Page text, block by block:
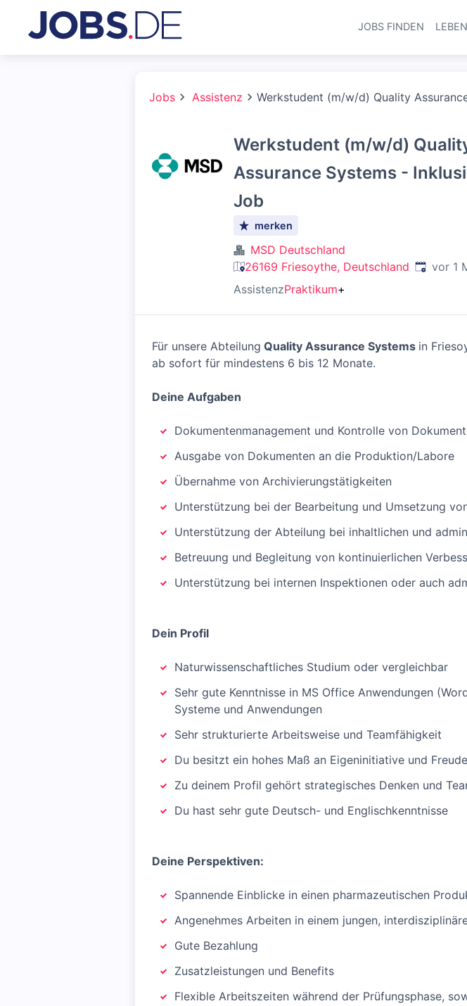
JOBS FINDEN
Jobs Assistenz Werkstudent (m/w/d) Quality
Werkstudent (m/w/d)
Assurance Systems -
Job
merken
MSD Deutschland
26169 Friesoythe, Deutschland
vor 1
AssistenzPraktikum+
Für unsere Abteilung Quality Assurance Systems in
ab sofort für mindestens 6 bis 12 Monate.
Deine Aufgaben
Dokumentenmanagement und Kontrolle von
Ausgabe von Dokumenten an die Produktion/Labore
Übernahme von Archivierungstätigkeiten
Unterstützung bei der Bearbeitung und Umsetzung
Unterstützung der Abteilung bei inhaltlichen und
Betreuung und Begleitung von kontinuierlichen
Unterstützung bei internen Inspektionen oder auch
Dein Profil
Naturwissenschaftliches Studium oder vergleichbar
Sehr gute Kenntnisse in MS Office Anwendungen
Systeme und Anwendungen
Sehr strukturierte Arbeitsweise und Teamfähigkeit
Du besitzt ein hohes Maß an Eigeninitiative und
Zu deinem Profil gehört strategisches Denken und
Du hast sehr gute Deutsch- und Englischkenntnisse
Deine Perspektiven:
Spannende Einblicke in einen pharmazeutischen
Angenehmes Arbeiten in einem jungen,
Gute Bezahlung
Zusatzleistungen und Benefits
Flexible Arbeitszeiten während der Prüfungsphase,